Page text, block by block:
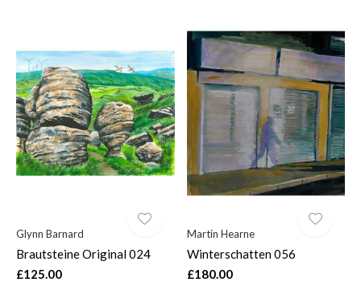
Glynn Barnard
Brautsteine Original 024
£125.00
Martin Hearne
Winterschatten 056
£180.00